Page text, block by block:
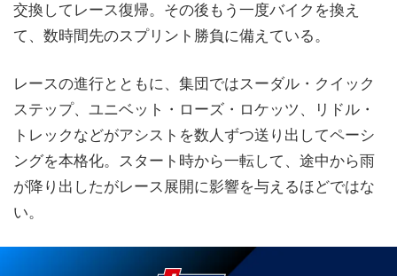
交換してレース復帰。その後もう一度バイクを換え
て、数時間先のスプリント勝負に備えている。
レースの進行とともに、集団ではスーダル・クイック
ステップ、ユニベット・ローズ・ロケッツ、リドル・
トレックなどがアシストを数人ずつ送り出してペーシ
ングを本格化。スタート時から一転して、途中から雨
が降り出したがレース展開に影響を与えるほどではな
い。